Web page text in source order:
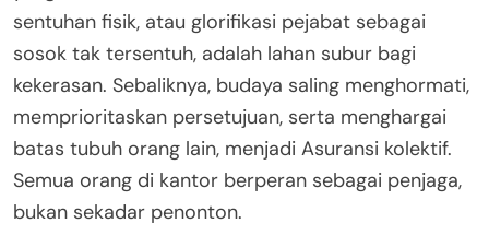
sentuhan fisik, atau glorifikasi pejabat sebagai
sosok tak tersentuh, adalah lahan subur bagi
kekerasan. Sebaliknya, budaya saling menghormati,
memprioritaskan persetujuan, serta menghargai
batas tubuh orang lain, menjadi Asuransi kolektif.
Semua orang di kantor berperan sebagai penjaga,
bukan sekadar penonton.